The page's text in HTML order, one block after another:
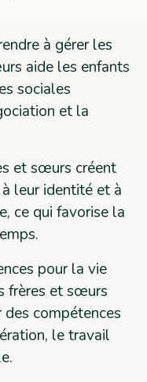
à gérer les
aide les enfants
sociales
et la
et sœurs créent
leur identité et à
ce qui favorise la
pour la vie
frères et sœurs
des compétences
le travail